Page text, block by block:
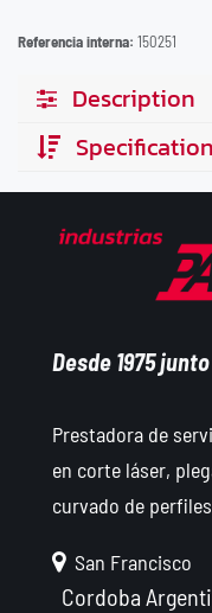
Referencia interna: 150251
Description
Desde 1975
Prestadora de
en corte láser,
curvado de
San Francisco
Cordoba